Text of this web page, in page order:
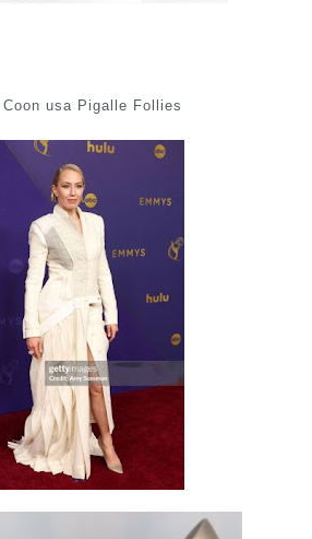
Coon usa Pigalle Follies